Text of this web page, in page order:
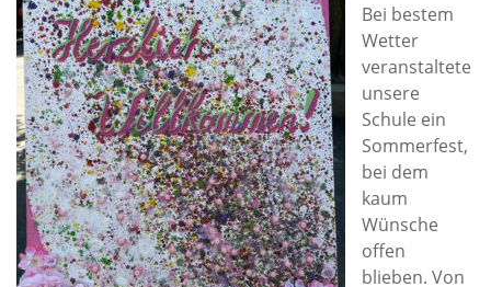
Bei bestem
Wetter
veranstaltete
unsere
Schule ein
Sommerfest,
bei dem
kaum
Wünsche
offen
blieben. Von